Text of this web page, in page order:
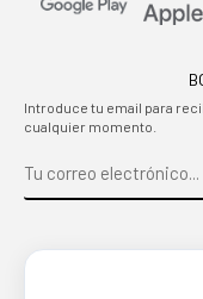
Introduce tu email para
cualquier momento.